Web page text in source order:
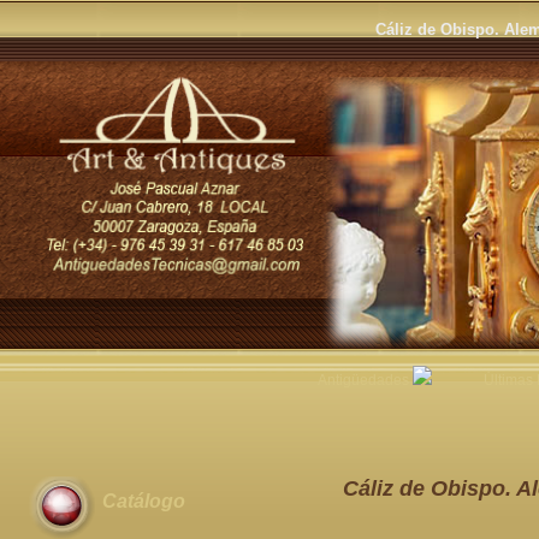
Cáliz de Obispo.
Catálogo
Cáliz de Obispo.